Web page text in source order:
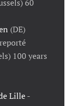
60
(DE)
100 years
Lille-